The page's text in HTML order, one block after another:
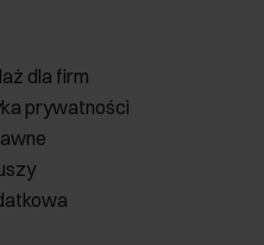
dla firm
prywatności